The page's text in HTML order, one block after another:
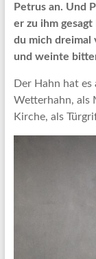
Petrus an. Und
er zu ihm
du mich dreimal
und weinte
Der Hahn hat
Wetterhahn, als
Kirche, als